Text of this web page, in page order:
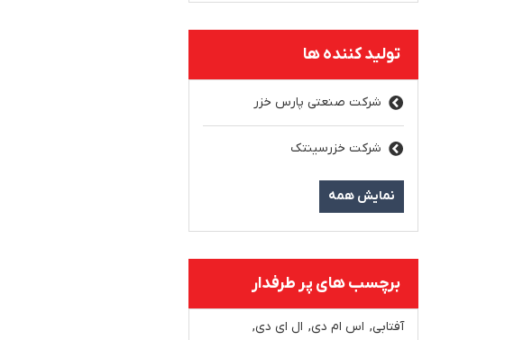
تولید کننده ها
شرکت صنعتی پارس خزر
شرکت خزرسینتک
نمایش همه
برچسب های پر طرفدار
آفتابی, اس ام دی, ال ای دی,